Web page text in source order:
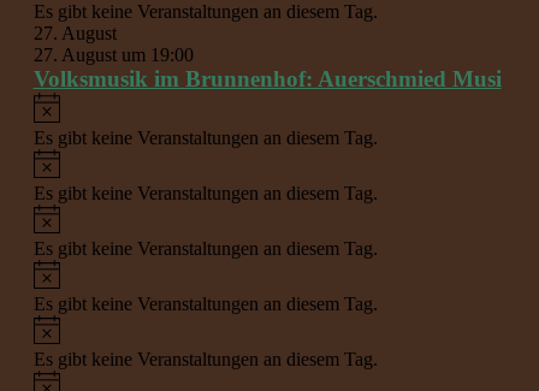
Es gibt keine Veranstaltungen an diesem Tag.
27. August
27. August um 19:00
Volksmusik im Brunnenhof: Auerschmied Musi
Hinweis
Es gibt keine Veranstaltungen an diesem Tag.
Hinweis
Es gibt keine Veranstaltungen an diesem Tag.
Hinweis
Es gibt keine Veranstaltungen an diesem Tag.
Hinweis
Es gibt keine Veranstaltungen an diesem Tag.
Hinweis
Es gibt keine Veranstaltungen an diesem Tag.
Hinweis